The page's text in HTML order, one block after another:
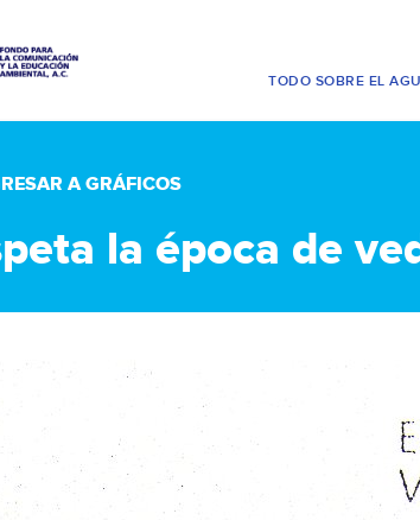
TODO SOBRE EL
A GRÁFICOS
la época de